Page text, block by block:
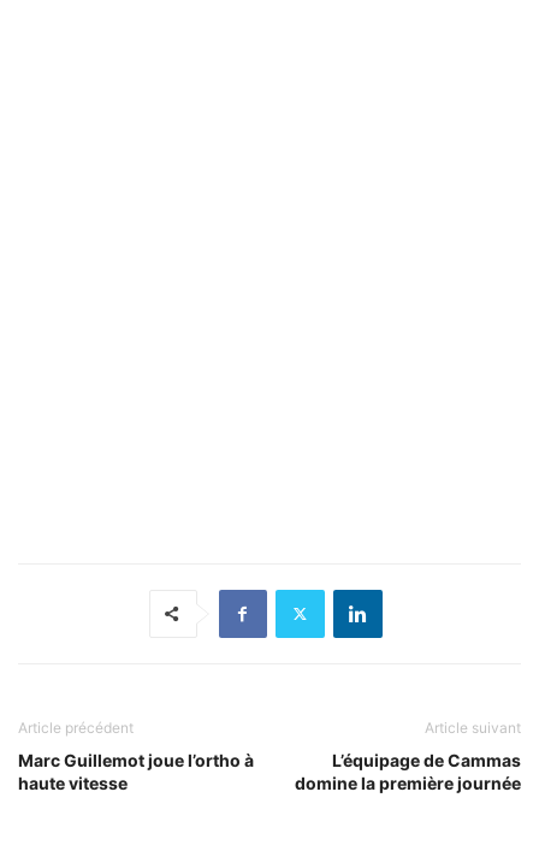
Article précédent
Marc Guillemot joue l’ortho à
haute vitesse
Article suivant
L’équipage de Cammas
domine la première journée